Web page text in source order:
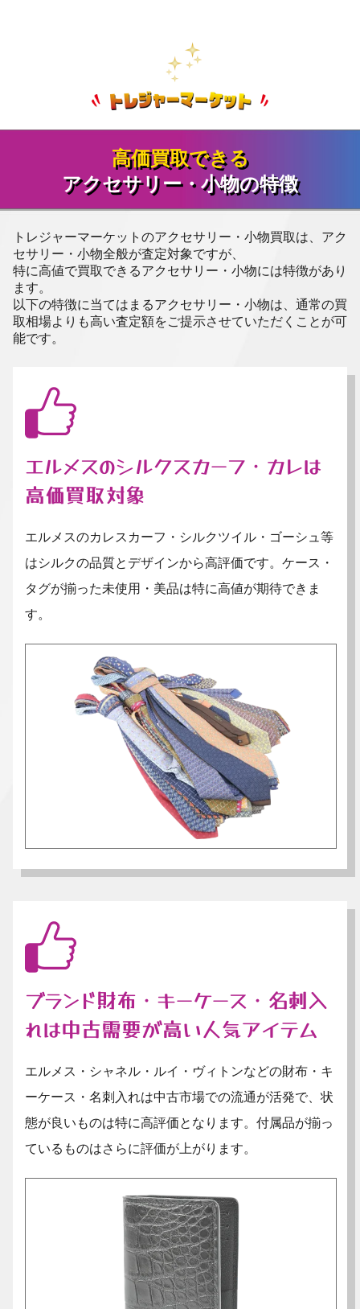
高価買取できる
アクセサリー・小物の特徴
トレジャーマーケットのアクセサリー・小物買取は、アク
セサリー・小物全般が査定対象ですが、
特に高値で買取できるアクセサリー・小物には特徴があり
ます。
以下の特徴に当てはまるアクセサリー・小物は、通常の買
取相場よりも高い査定額をご提示させていただくことが可
能です。
エルメスのシルクスカーフ・カレは
高価買取対象
エルメスのカレスカーフ・シルクツイル・ゴーシュ等
はシルクの品質とデザインから高評価です。ケース・
タグが揃った未使用・美品は特に高値が期待できま
す。
ブランド財布・キーケース・名刺入
れは中古需要が高い人気アイテム
エルメス・シャネル・ルイ・ヴィトンなどの財布・キ
ーケース・名刺入れは中古市場での流通が活発で、状
態が良いものは特に高評価となります。付属品が揃っ
ているものはさらに評価が上がります。